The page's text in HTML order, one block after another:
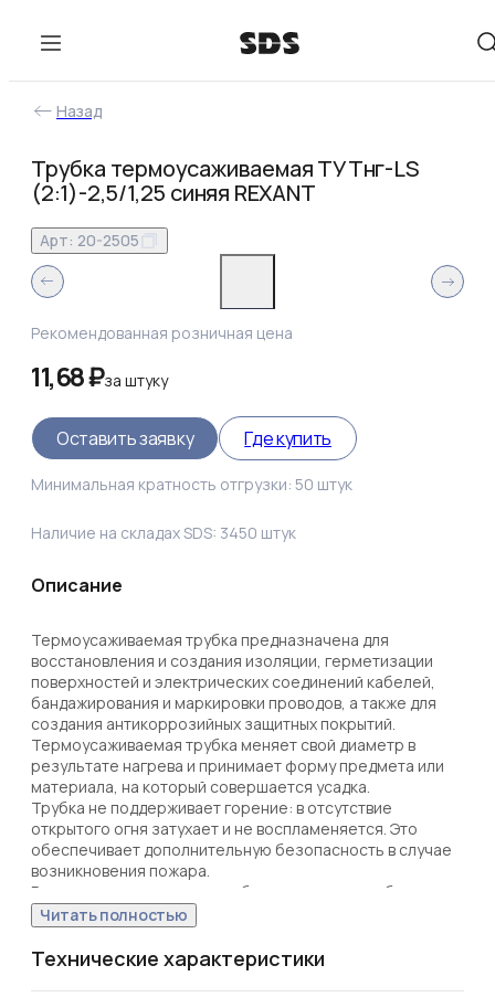
Назад
Трубка термоусаживаемая ТУТнг-LS
(2:1)-2,5/1,25 синяя REXANT
Арт: 20-2505
Рекомендованная розничная цена
11,68 ₽за штуку
Оставить заявку Где купить
Минимальная кратность отгрузки: 50 штук
Наличие на складах SDS: 3450 штук
Описание
Термоусаживаемая трубка предназначена для
восстановления и создания изоляции, герметизации
поверхностей и электрических соединений кабелей,
бандажирования и маркировки проводов, а также для
создания антикоррозийных защитных покрытий.
Термоусаживаемая трубка меняет свой диаметр в
результате нагрева и принимает форму предмета или
материала, на который совершается усадка.
Трубка не поддерживает горение: в отсутствие
открытого огня затухает и не воспламеняется. Это
обеспечивает дополнительную безопасность в случае
возникновения пожара.
Рекомендуем проводить работы по усадке трубок с
помощью специальных электромонтажных фенов и
газовых горелок REXANT.
Гарантийный срок эксплуатации – 7 лет. Гарантийный
срок хранения – 7 лет.
Относительное удлинение при разрыве: не менее 200%.
Читать полностью
Технические характеристики